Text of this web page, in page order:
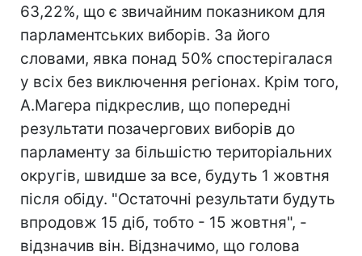
63,22%, що є звичайним показником для
парламентських виборів. За його
словами, явка понад 50% спостерігалася
у всіх без виключення регіонах. Крім того,
А.Магера підкреслив, що попередні
результати позачергових виборів до
парламенту за більшістю територіальних
округів, швидше за все, будуть 1 жовтня
після обіду. "Остаточні результати будуть
впродовж 15 діб, тобто - 15 жовтня", -
відзначив він. Відзначимо, що голова